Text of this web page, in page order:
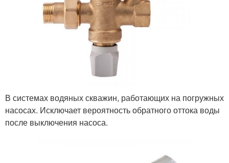
В системах водяных скважин, работающих на погружных
насосах. Исключает вероятность обратного оттока воды
после выключения насоса.